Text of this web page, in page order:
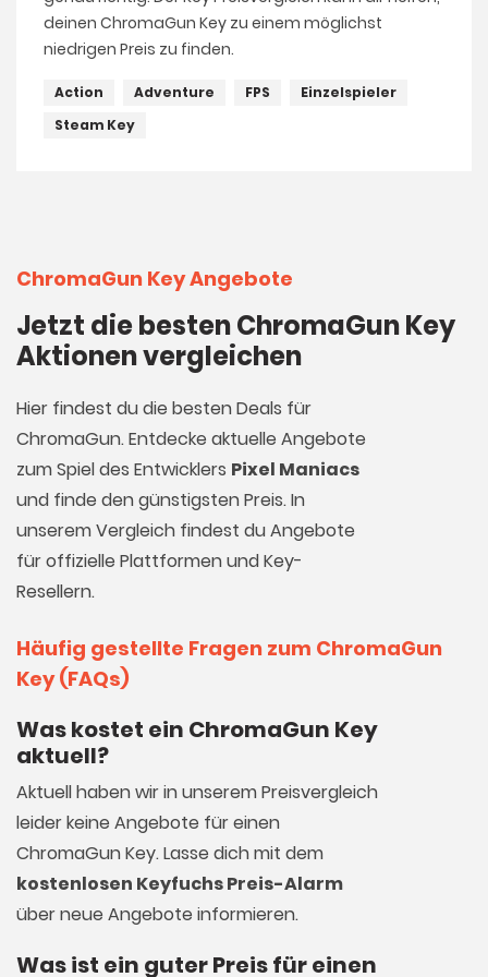
deinen ChromaGun Key zu einem möglichst
niedrigen Preis zu finden.
Action Adventure FPS
Einzelspieler
Steam Key
ChromaGun Key Angebote
Jetzt die besten ChromaGun Key
Aktionen vergleichen
Hier findest du die besten Deals für
ChromaGun. Entdecke aktuelle Angebote
zum Spiel des Entwicklers Pixel Maniacs
und finde den günstigsten Preis. In
unserem Vergleich findest du Angebote
für offizielle Plattformen und Key-
Resellern.
Häufig gestellte Fragen zum ChromaGun
Key (FAQs)
Was kostet ein ChromaGun Key
aktuell?
Aktuell haben wir in unserem Preisvergleich
leider keine Angebote für einen
ChromaGun Key. Lasse dich mit dem
kostenlosen Keyfuchs Preis-Alarm
über neue Angebote informieren.
Was ist ein guter Preis für einen